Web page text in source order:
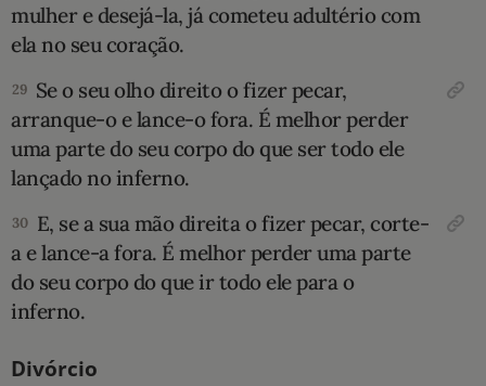
mulher e desejá-la, já cometeu adultério com
ela no seu coração.
29 Se o seu olho direito o fizer pecar,
arranque-o e lance-o fora. É melhor perder
uma parte do seu corpo do que ser todo ele
lançado no inferno.
30 E, se a sua mão direita o fizer pecar, corte-
a e lance-a fora. É melhor perder uma parte
do seu corpo do que ir todo ele para o
inferno.
Divórcio